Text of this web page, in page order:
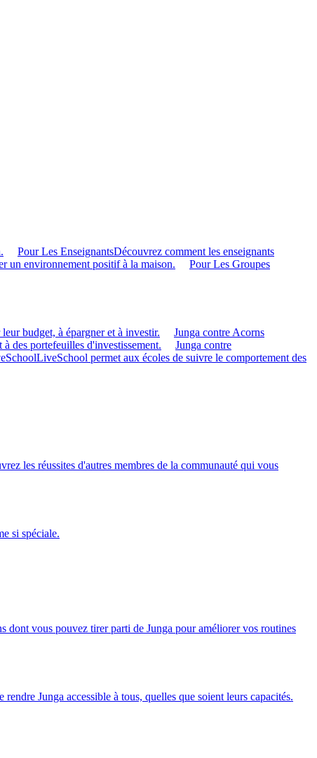
Pour Les EnseignantsDécouvrez comment les enseignants
un environnement positif à la maison.
Pour Les Groupes
budget, à épargner et à investir.
Junga contre Acorns
des portefeuilles d'investissement.
Junga contre
LiveSchool permet aux écoles de suivre le comportement des
les réussites d'autres membres de la communauté qui vous
si spéciale.
dont vous pouvez tirer parti de Junga pour améliorer vos routines
rendre Junga accessible à tous, quelles que soient leurs capacités.